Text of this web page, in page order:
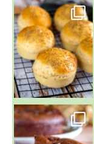
~ BUNS MAISON ~
Un peu de boulange par ici au
~ GÂTEAU FONDANT CHOCO NOISETTE ~
C'est lundi